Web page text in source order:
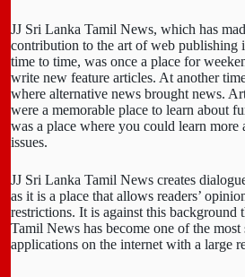
JJ Sri Lanka Tamil News, which has
contribution to the art of web publishing
time to time, was once a place for
write new feature articles. At another
where alternative news brought news.
were a memorable place to learn about
was a place where you could learn more
issues.
JJ Sri Lanka Tamil News creates
as it is a place that allows readers’
restrictions. It is against this background
Tamil News has become one of the most
applications on the internet with a large